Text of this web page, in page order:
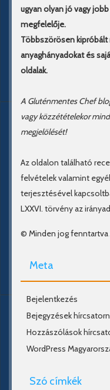
ugyan olyan jó vagy
megfelelője.
Többszörösen
anyaghányadokat és
oldalak.
A Gluténmentes Chef
vagy közzétételekor
megjelölését!
Az oldalon található
felvételek valamint
terjesztésével
LXXVI. törvény az
© Minden jog
Meta
Bejelentkezés
Bejegyzések
Hozzászólások
WordPress
Szó címkék